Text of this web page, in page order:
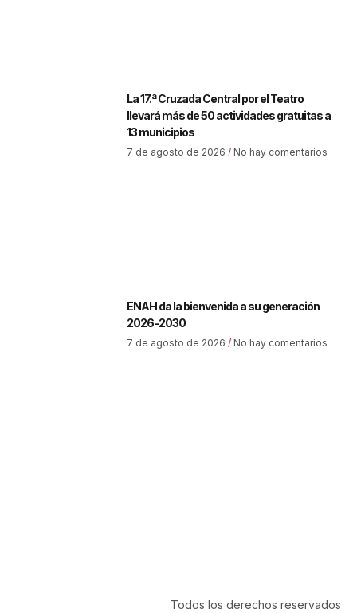
La 17.ª Cruzada Central por el Teatro
llevará más de 50 actividades gratuitas a
13 municipios
7 de agosto de 2026 No hay comentarios
ENAH da la bienvenida a su generación
2026-2030
7 de agosto de 2026 No hay comentarios
Todos los derechos reservados